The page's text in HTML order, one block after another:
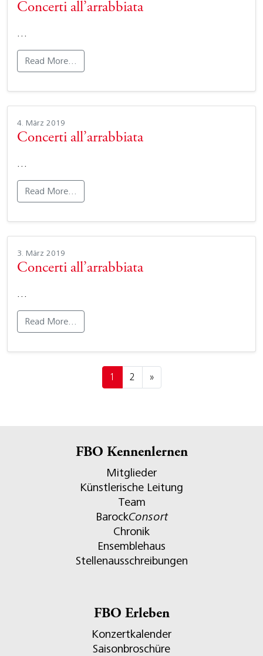
Concerti all’arrabbiata
…
Read More…
4. März 2019
Concerti all’arrabbiata
…
Read More…
3. März 2019
Concerti all’arrabbiata
…
Read More…
Posts navigation
1 2 »
FBO Kennenlernen
Mitglieder
Künstlerische Leitung
Team
BarockConsort
Chronik
Ensemblehaus
Stellenausschreibungen
FBO Erleben
Konzertkalender
Saisonbroschüre